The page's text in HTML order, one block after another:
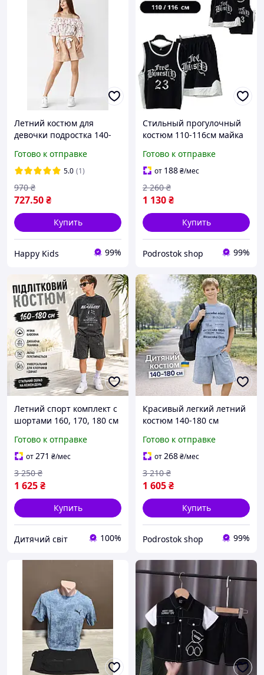
Летний костюм для
девочки подростка 140-
шорты с поясом
стильный комплект
легкий
Готово к отправке
5.0 (1)
727.50₴
970 ₴
Купить
Happy Kids 99%
Стильный прогулочный
костюм 110-116см майка
удобный летний комплект
95 хлопок с карманами
мальчику на лето
Готово к отправке
от 188₴/мес
1 130₴
2 260 ₴
Купить
Podrostok shop 99%
Летний спорт комплект с
шортами 160, 170, 180 см
подросток, детские
костюмы варенки для
активного отдыха
Готово к отправке
от271 ₴/мес
1 625₴
3 250 ₴
Купить
Дитячий світ 100%
Красивый легкий летний
костюм 140-180 см
юниор, вареные
спортивные комплекты с
футболкой и шортами для
детей
Готово к отправке
от268₴/мес
1 605₴
3 210 ₴
Купить
Podrostok shop 99%